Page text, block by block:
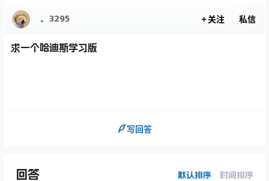
。3295 关注 私信
求一个哈迪斯学习版
写回答
回答 默认排序 时间排序